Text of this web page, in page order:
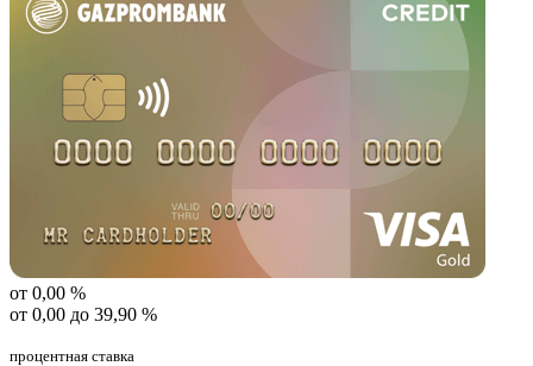
от 0,00 %
от 0,00 до 39,90 %
процентная ставка